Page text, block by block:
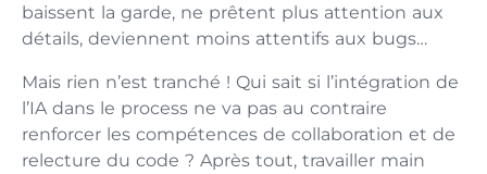
baissent la garde, ne prêtent plus attention aux
détails, deviennent moins attentifs aux bugs…
Mais rien n’est tranché ! Qui sait si l’intégration de
l’IA dans le process ne va pas au contraire
renforcer les compétences de collaboration et de
relecture du code ? Après tout, travailler main